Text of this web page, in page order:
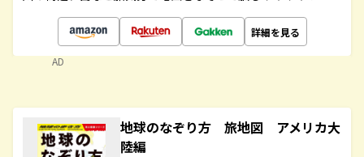
詳細を見る
AD
地球のなぞり方 旅地図 アメリカ大
陸編